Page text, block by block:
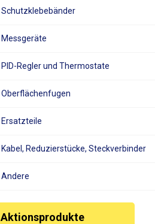
Schutzklebebänder
Messgeräte
PID-Regler und Thermostate
Oberflächenfugen
Ersatzteile
Kabel, Reduzierstücke, Steckverbinder
Andere
Aktionsprodukte